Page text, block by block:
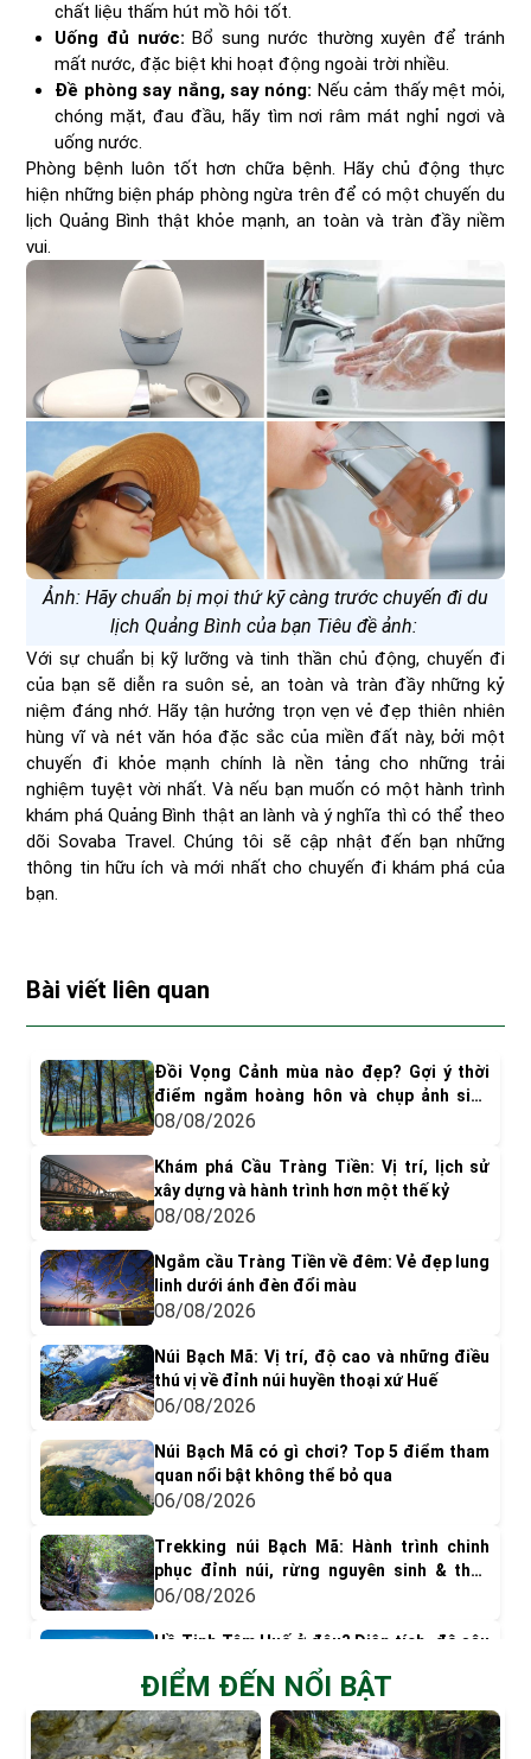
chất liệu thấm hút mồ hôi tốt.
Uống đủ nước: Bổ sung nước thường xuyên để tránh
mất nước, đặc biệt khi hoạt động ngoài trời nhiều.
Đề phòng say nắng, say nóng: Nếu cảm thấy mệt mỏi,
chóng mặt, đau đầu, hãy tìm nơi râm mát nghỉ ngơi và
uống nước.
Phòng bệnh luôn tốt hơn chữa bệnh. Hãy chủ động thực
hiện những biện pháp phòng ngừa trên để có một chuyến du
lịch Quảng Bình thật khỏe mạnh, an toàn và tràn đầy niềm
vui.
Ảnh: Hãy chuẩn bị mọi thứ kỹ càng trước chuyến đi du
lịch Quảng Bình của bạn Tiêu đề ảnh:
Với sự chuẩn bị kỹ lưỡng và tinh thần chủ động, chuyến đi
của bạn sẽ diễn ra suôn sẻ, an toàn và tràn đầy những kỷ
niệm đáng nhớ. Hãy tận hưởng trọn vẹn vẻ đẹp thiên nhiên
hùng vĩ và nét văn hóa đặc sắc của miền đất này, bởi một
chuyến đi khỏe mạnh chính là nền tảng cho những trải
nghiệm tuyệt vời nhất. Và nếu bạn muốn có một hành trình
khám phá Quảng Bình thật an lành và ý nghĩa thì có thể theo
dõi Sovaba Travel. Chúng tôi sẽ cập nhật đến bạn những
thông tin hữu ích và mới nhất cho chuyến đi khám phá của
bạn.
Bài viết liên quan
Đồi Vọng Cảnh mùa nào đẹp? Gợi ý thời
điểm ngắm hoàng hôn và chụp ảnh siêu
"dính"
08/08/2026
Khám phá Cầu Tràng Tiền: Vị trí, lịch sử
xây dựng và hành trình hơn một thế kỷ
08/08/2026
Ngắm cầu Tràng Tiền về đêm: Vẻ đẹp lung
linh dưới ánh đèn đổi màu
08/08/2026
Núi Bạch Mã: Vị trí, độ cao và những điều
thú vị về đỉnh núi huyền thoại xứ Huế
06/08/2026
Núi Bạch Mã có gì chơi? Top 5 điểm tham
quan nổi bật không thể bỏ qua
06/08/2026
Trekking núi Bạch Mã: Hành trình chinh
phục đỉnh núi, rừng nguyên sinh & thác
nước tuyệt đẹp
06/08/2026
Hồ Tịnh Tâm Huế ở đâu? Diện tích, độ sâu
và vai trò trong Kinh thành Huế xưa
06/08/2026
Kiến trúc hồ Tịnh Tâm Huế: Cảnh quan
ĐIỂM ĐẾN NỔI BẬT